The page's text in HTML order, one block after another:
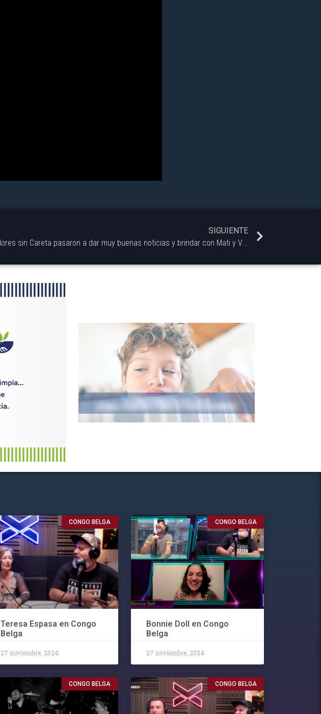
SIGUIENTE
Soldadores sin Careta pasaron a dar muy buenas noticias y brindar con Mati y Vik en Congo Belga
CONGO BELGA
Teresa Espasa en Congo
Belga
27 noviembre, 2024
CONGO BELGA
Bonnie Doll en Congo
Belga
27 noviembre, 2024
CONGO BELGA CONGO BELGA